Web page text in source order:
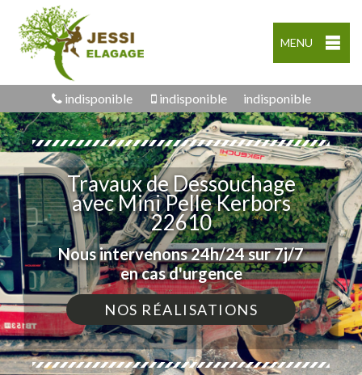
MENU
indisponible indisponible indisponible
Travaux de Dessouchage
avec Mini Pelle Kerbors
22610
Nous intervenons 24h/24 sur 7j/7
en cas d'urgence
NOS RÉALISATIONS